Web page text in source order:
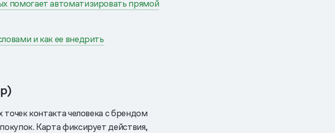
помогает автоматизировать прямой
и как ее внедрить
точек контакта человека с брендом
Карта фиксирует действия,